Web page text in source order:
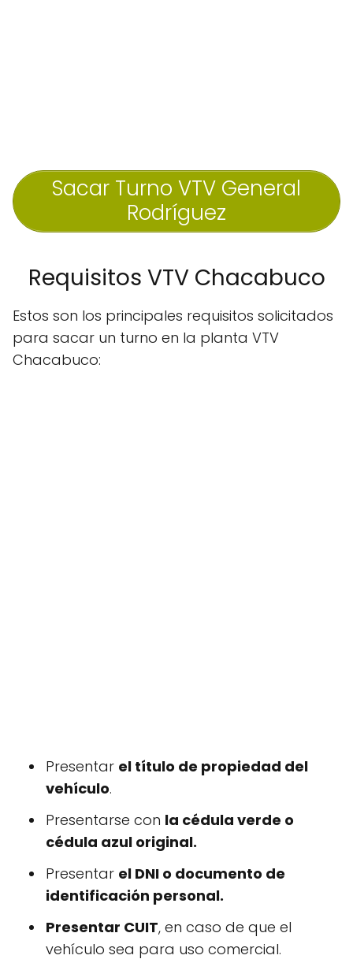
Sacar Turno VTV General
Rodríguez
Requisitos VTV Chacabuco
Estos son los principales requisitos solicitados
para sacar un turno en la planta VTV
Chacabuco:
Presentar el título de propiedad del
vehículo.
Presentarse con la cédula verde o
cédula azul original.
Presentar el DNI o documento de
identificación personal.
Presentar CUIT, en caso de que el
vehículo sea para uso comercial.